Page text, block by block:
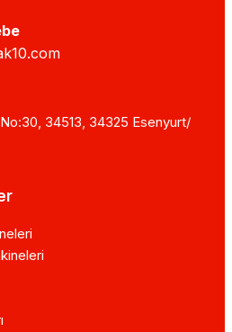
34513, 34325 Esenyurt/